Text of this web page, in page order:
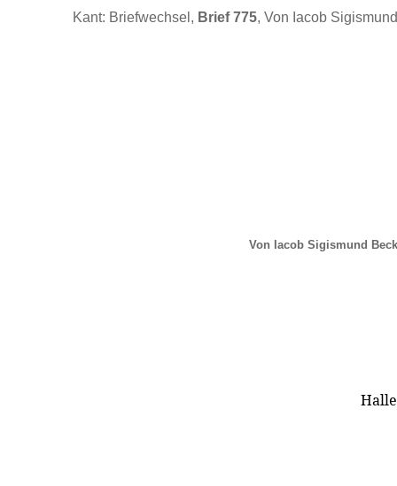
Kant: Briefwechsel, Brief 775, Von Iacob
Von Iacob Sigismund